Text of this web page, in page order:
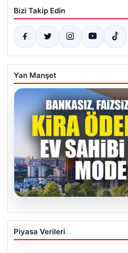
Bizi Takip Edin
Yan Manşet
DAP Yapı’dan bir ilk!
güvencesi Dap
Piyasa Verileri